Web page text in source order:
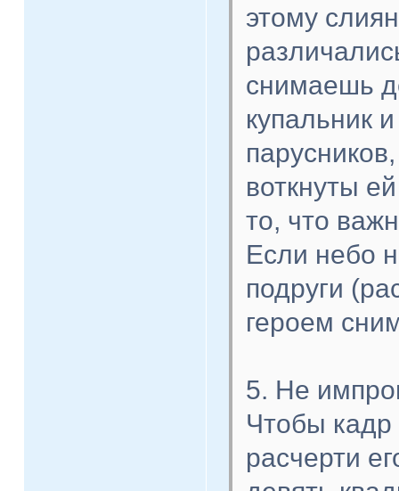
этому
снимаешь
купальник
воткнуты
то, что
Если небо
подруги
героем
5. Не
Чтобы
расчерти